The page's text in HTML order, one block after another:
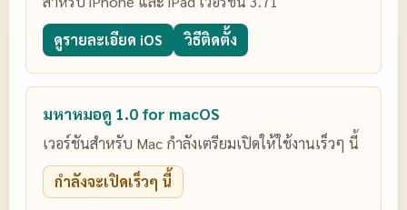
ดูรายละเอียด iOS วิธีติดตั้ง
มหาหมอดู 1.0 for macOS
เวอร์ชันสำหรับ Mac กำลังเตรียมเปิดให้ใช้งานเร็วๆ นี้
กำลังจะเปิดเร็วๆ นี้